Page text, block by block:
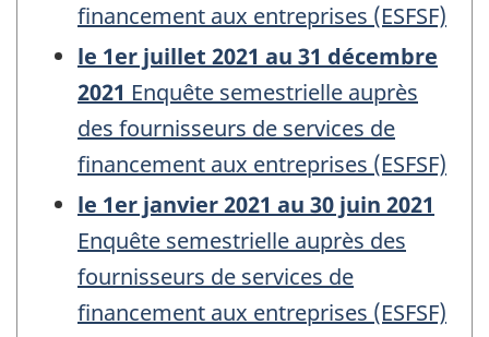
financement aux entreprises (ESFSF)
le 1er juillet 2021 au 31 décembre
2021 Enquête semestrielle auprès
des fournisseurs de services de
financement aux entreprises (ESFSF)
le 1er janvier 2021 au 30 juin 2021
Enquête semestrielle auprès des
fournisseurs de services de
financement aux entreprises (ESFSF)